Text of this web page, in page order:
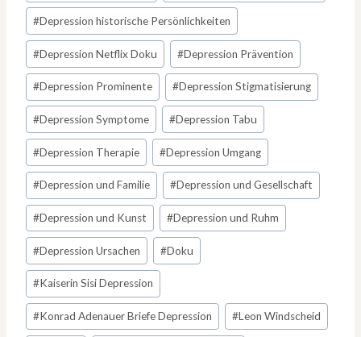
#Depression historische Persönlichkeiten
#Depression Netflix Doku #Depression Prävention
#Depression Prominente #Depression Stigmatisierung
#Depression Symptome #Depression Tabu
#Depression Therapie #Depression Umgang
#Depression und Familie #Depression und Gesellschaft
#Depression und Kunst #Depression und Ruhm
#Depression Ursachen #Doku
#Kaiserin Sisi Depression
#Konrad Adenauer Briefe Depression #Leon Windscheid